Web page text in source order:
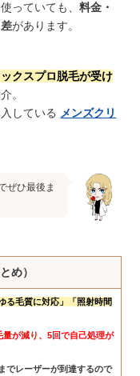
っていても、料金・
があります。
クスプロ脱毛が受け
。
している メンズクリ
ぜひ最後ま
め）
る毛質に対応」「照射時間
量が減り、5回で自己処理が
でレーザーが到達するので